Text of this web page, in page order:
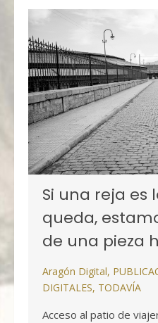
Si una reja es
queda,
de una pieza
Aragón Digital,
DIGITALES, TODAVÍA
Acceso al patio de